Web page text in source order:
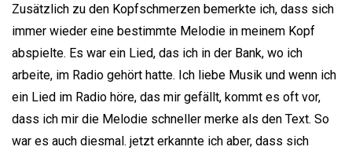
Zusätzlich zu den Kopfschmerzen bemerkte ich, dass sich
immer wieder eine bestimmte Melodie in meinem Kopf
abspielte. Es war ein Lied, das ich in der Bank, wo ich
arbeite, im Radio gehört hatte. Ich liebe Musik und wenn ich
ein Lied im Radio höre, das mir gefällt, kommt es oft vor,
dass ich mir die Melodie schneller merke als den Text. So
war es auch diesmal. jetzt erkannte ich aber, dass sich